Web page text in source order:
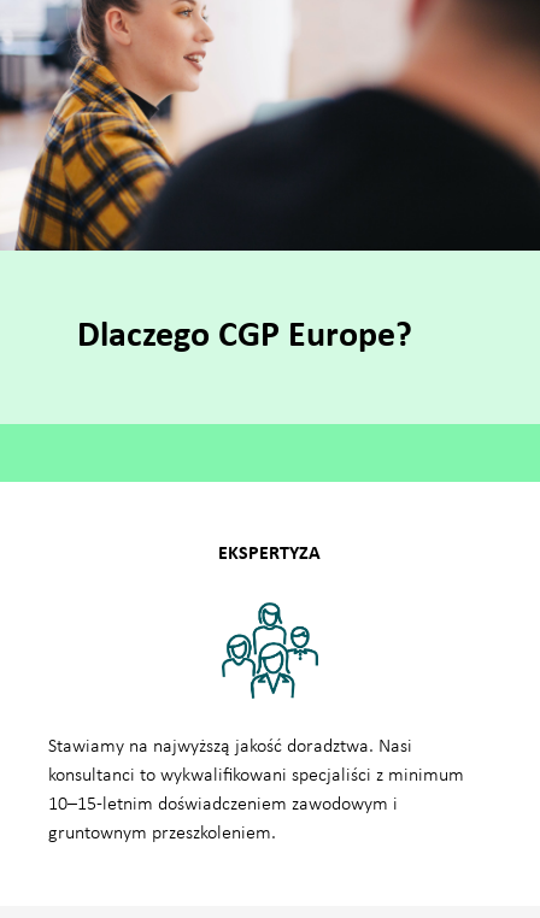
Dlaczego CGP Europe?
EKSPERTYZA
Stawiamy na najwyższą jakość doradztwa. Nasi
konsultanci to wykwalifikowani specjaliści z minimum
10–15-letnim doświadczeniem zawodowym i
gruntownym przeszkoleniem.